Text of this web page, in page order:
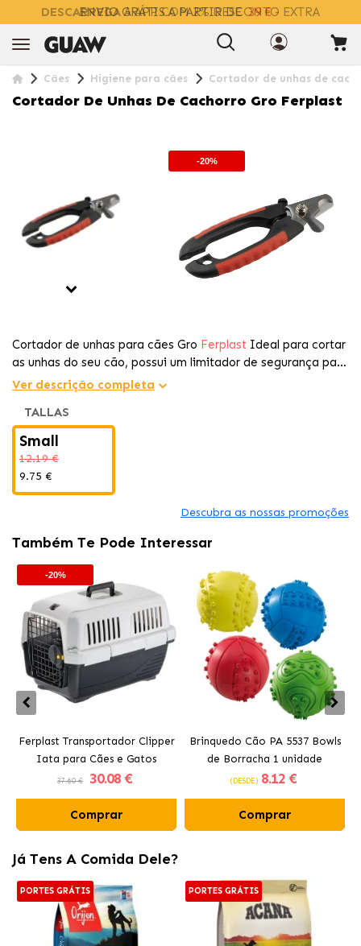
DESCARREGAA APP COM 2% DESCONTO EXTRA
Cães Higiene para cães Cortador de unhas de
Cortador De Unhas De Cachorro Gro Ferplast
-20%
Cortador de unhas para cães Gro Ferplast Ideal para cortar
as unhas do seu cão, possui um limitador de segurança para
evitar cortes excessivos.
Ver descrição completa
TALLAS
Small
12.19 €
9.75 €
Descubra as nossas promoções
Também Te Pode Interessar
-20%
Ferplast Transportador Clipper
Iata para Cães e Gatos
37.60 € 30.08 €
Comprar
Brinquedo Cão PA 5537 Bowls
de Borracha 1 unidade
Ferplast
(DESDE) 8.12 €
Comprar
Já Tens A Comida Dele?
PORTES GRÁTIS PORTES GRÁTIS